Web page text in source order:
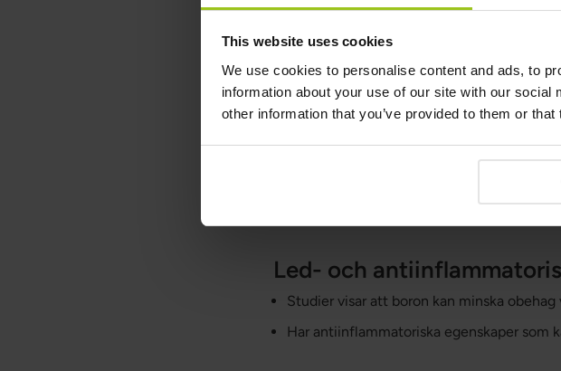
This website uses cookies
We use cookies to personalise content and ads, to
information about your use of our site with our
other information that you’ve provided to them or
på ett naturligt sätt.
Varför boron?
Boron har flera fördelar jämfört med många
Stödjer benhälsa
Boron bidrar till att bibehålla normala
Led- och
Studier visar att boron kan minska
Har antiinflammatoriska egenskaper som